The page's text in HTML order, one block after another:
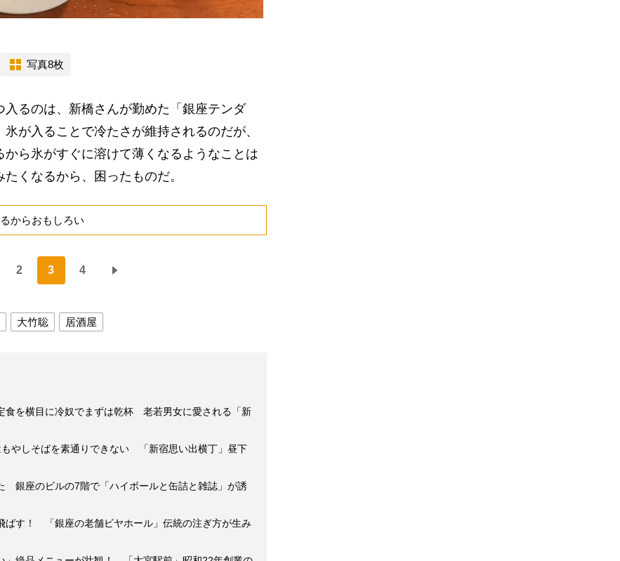
写真8枚
るのは、新橋さんが勤めた「銀座テンダ
が入ることで冷たさが維持されるのだが、
ら氷がすぐに溶けて薄くなるようなことは
くなるから、困ったものだ。
からおもしろい
2 3 4
大竹聡 居酒屋
食を横目に冷奴でまずは乾杯 老若男女に愛される「新
やしそばを素通りできない 「新宿思い出横丁」昼下
銀座のビルの7階で「ハイボールと缶詰と雑誌」が誘
ばす！ 「銀座の老舗ビヤホール」伝統の注ぎ方が生み